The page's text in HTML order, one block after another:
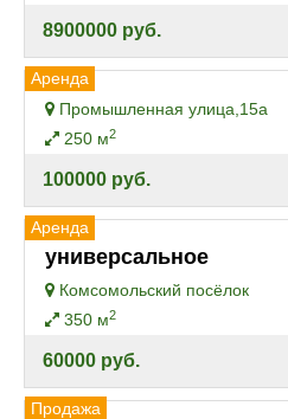
8900000 руб.
Аренда
Промышленная улица,15а
250 м2
100000 руб.
Аренда
универсальное
Комсомольский посёлок
350 м2
60000 руб.
Продажа